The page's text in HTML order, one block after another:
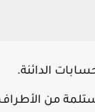
الدائنة.
من الأطراف